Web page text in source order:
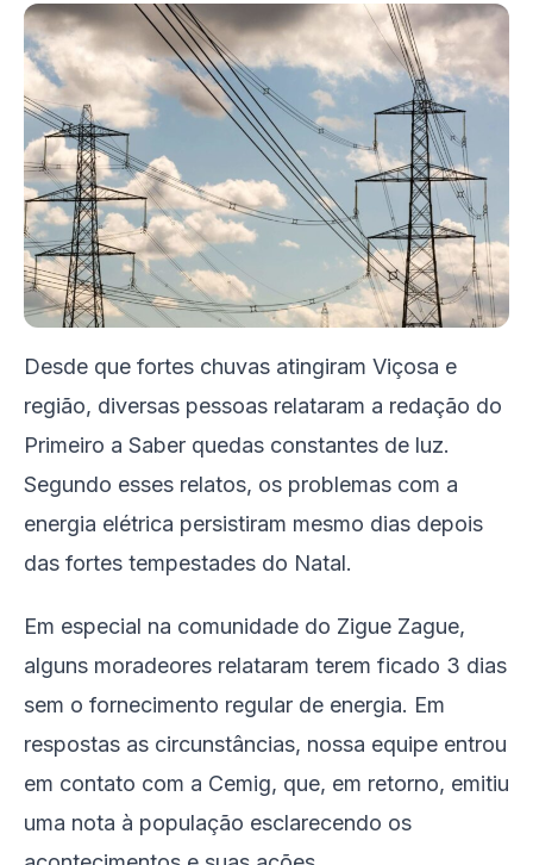
Desde que fortes chuvas atingiram Viçosa e
região, diversas pessoas relataram a redação do
Primeiro a Saber quedas constantes de luz.
Segundo esses relatos, os problemas com a
energia elétrica persistiram mesmo dias depois
das fortes tempestades do Natal.
Em especial na comunidade do Zigue Zague,
alguns moradeores relataram terem ficado 3 dias
sem o fornecimento regular de energia. Em
respostas as circunstâncias, nossa equipe entrou
em contato com a Cemig, que, em retorno, emitiu
uma nota à população esclarecendo os